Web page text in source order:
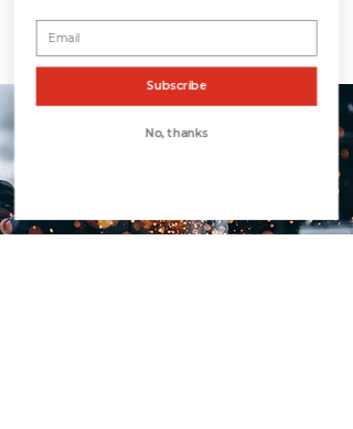
un poco más sobre ti.
Subscribe
No, thanks